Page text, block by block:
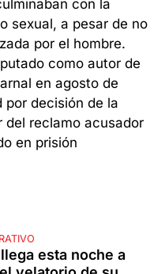
con la
sexual, a pesar de no
por el hombre.
como autor de
en agosto de
decisión de la
del reclamo acusador
en prisión
esta noche a